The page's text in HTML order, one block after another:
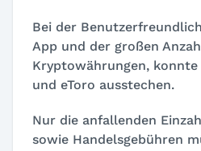
Bei der
App und der großen
Kryptowährungen,
und eToro ausstechen.
Nur die anfallenden
sowie Handelsgebühren